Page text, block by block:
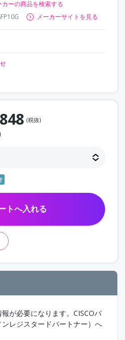
カーの商品を検索する
メーカーサイトを見る
(税抜)
トへ入れる
が必要になります。CISCOパ
レジスタードパートナー）へ